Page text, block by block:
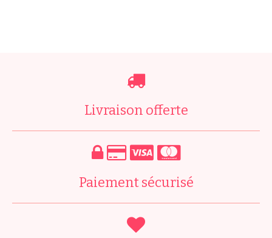
Livraison offerte
Paiement sécurisé